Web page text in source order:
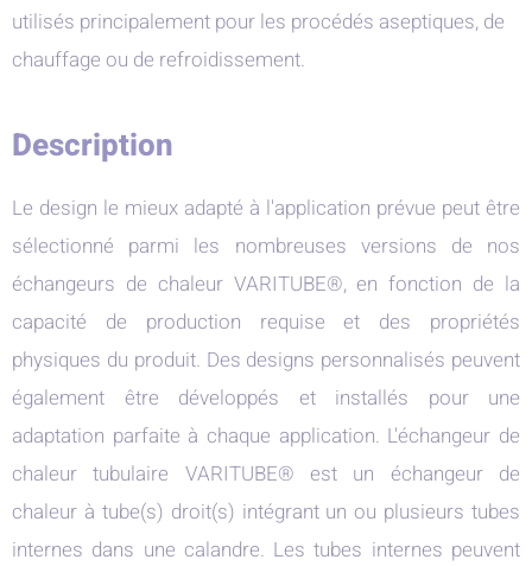
utilisés principalement pour les procédés aseptiques, de
chauffage ou de refroidissement.
Description
Le design le mieux adapté à l'application prévue peut être
sélectionné parmi les nombreuses versions de nos
échangeurs de chaleur VARITUBE®, en fonction de la
capacité de production requise et des propriétés
physiques du produit. Des designs personnalisés peuvent
également être développés et installés pour une
adaptation parfaite à chaque application. L'échangeur de
chaleur tubulaire VARITUBE® est un échangeur de
chaleur à tube(s) droit(s) intégrant un ou plusieurs tubes
internes dans une calandre. Les tubes internes peuvent